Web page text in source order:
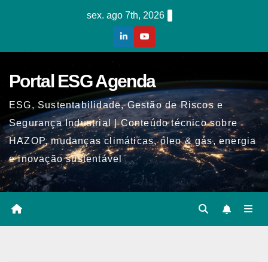
sex. ago 7th, 2026
Portal ESG Agenda
ESG, Sustentabilidade, Gestão de Riscos e
Segurança Industrial | Conteúdo técnico sobre
HAZOP, mudanças climáticas, óleo & gás, energia
e inovação sustentável